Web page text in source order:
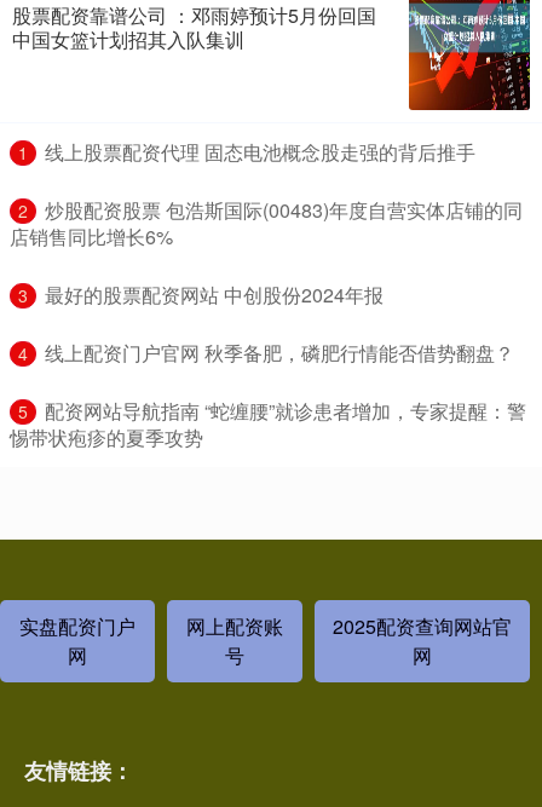
股票配资靠谱公司 ：邓雨婷预计5月份回国
中国女篮计划招其入队集训
1 ​线上股票配资代理 固态电池概念股走强的背后推手
2
​炒股配资股票 包浩斯国际(00483)年度自营实体店铺的同
店销售同比增长6%
3 ​最好的股票配资网站 中创股份2024年报
4 ​线上配资门户官网 秋季备肥，磷肥行情能否借势翻盘？
5
​配资网站导航指南 “蛇缠腰”就诊患者增加，专家提醒：警
惕带状疱疹的夏季攻势
实盘配资门户
网
网上配资账
号
2025配资查询网站官
网
友情链接：